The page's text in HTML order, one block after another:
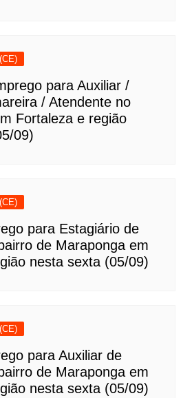
para Auxiliar /
/ Atendente no
Fortaleza e região
09)
para Estagiário de
de Maraponga em
nesta sexta (05/09)
para Auxiliar de
de Maraponga em
nesta sexta (05/09)